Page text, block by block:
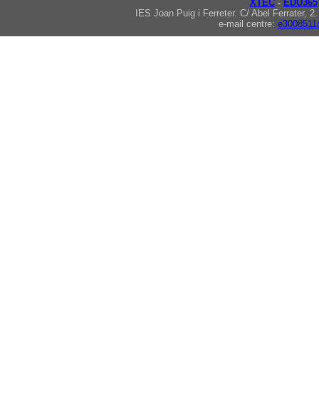
XTEC - EDU365
IES Joan Puig i Ferreter. C/ Abel Ferrater,
e-mail centre: